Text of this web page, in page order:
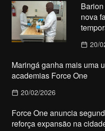
nova
20/
Maringá ganha mais uma
academias Force One
20/02/2026
Force One anuncia
reforça expansão na